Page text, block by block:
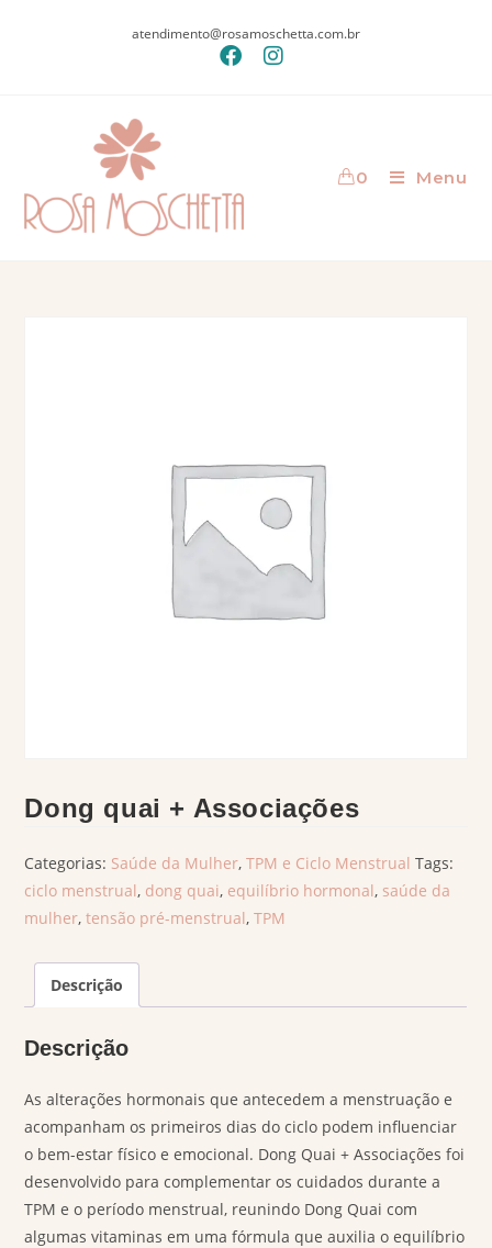
atendimento@rosamoschetta.com.br
0 Menu
Dong quai + Associações
Categorias: Saúde da Mulher,TPM e Ciclo Menstrual Tags:
ciclo menstrual, dong quai, equilíbrio hormonal, saúde da
mulher,tensão pré-menstrual,TPM
Descrição
Descrição
As alterações hormonais que antecedem a menstruação e
acompanham os primeiros dias do ciclo podem influenciar
o bem-estar físico e emocional. Dong Quai + Associações foi
desenvolvido para complementar os cuidados durante a
TPM e o período menstrual, reunindo Dong Quai com
algumas vitaminas em uma fórmula que auxilia o equilíbrio